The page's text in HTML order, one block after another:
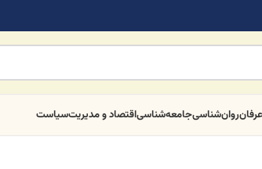
عرفانروان‌شناسیجامعه‌شناسیاقتصاد و مدیریتسیاست